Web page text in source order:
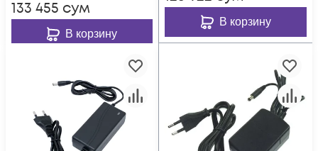
133 455 сум
В корзину
В корзину